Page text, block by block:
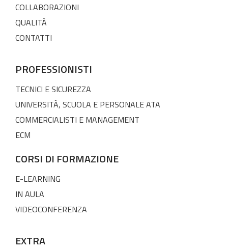
COLLABORAZIONI
QUALITÀ
CONTATTI
PROFESSIONISTI
TECNICI E SICUREZZA
UNIVERSITÀ, SCUOLA E PERSONALE ATA
COMMERCIALISTI E MANAGEMENT
ECM
CORSI DI FORMAZIONE
E-LEARNING
IN AULA
VIDEOCONFERENZA
EXTRA